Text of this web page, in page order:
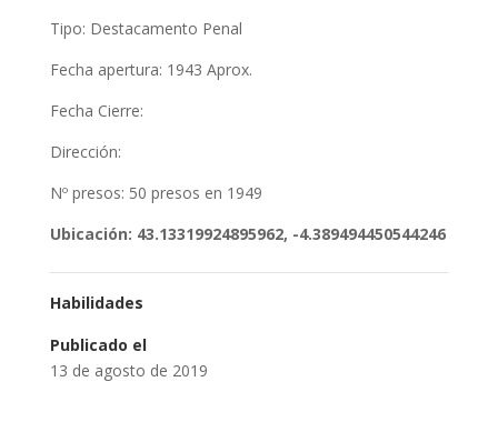
Tipo: Destacamento Penal
Fecha apertura: 1943 Aprox.
Fecha Cierre:
Dirección:
Nº presos: 50 presos en 1949
Ubicación: 43.13319924895962, -4.389494450544246
Habilidades
Publicado el
13 de agosto de 2019